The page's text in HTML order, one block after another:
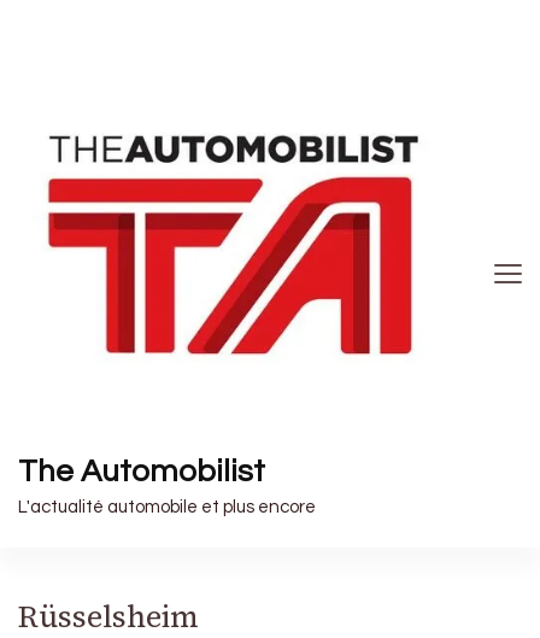
The Automobilist
L'actualité automobile et plus encore
Rüsselsheim